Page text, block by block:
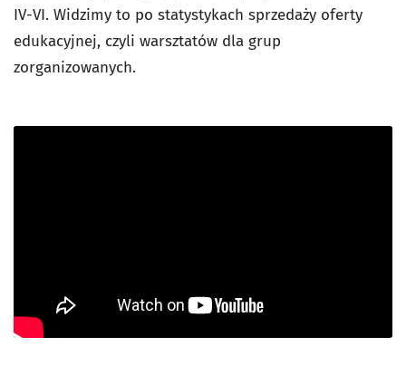
IV-VI. Widzimy to po statystykach sprzedaży oferty
edukacyjnej, czyli warsztatów dla grup
zorganizowanych.